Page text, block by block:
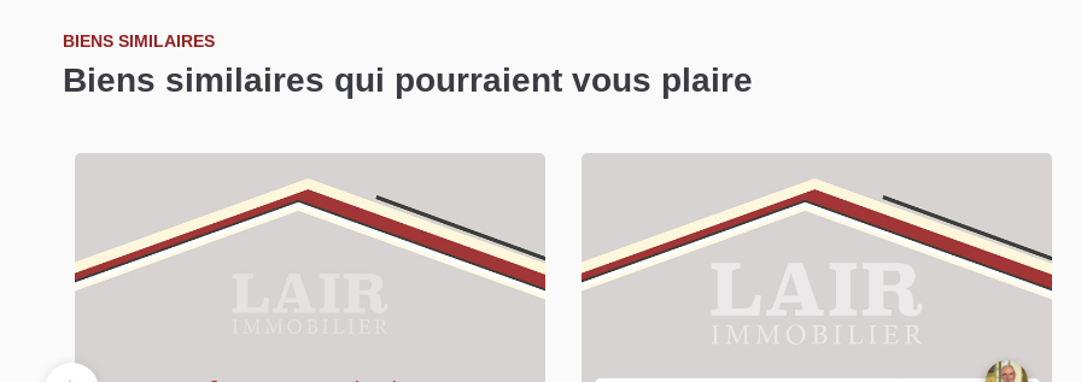
BIENS SIMILAIRES
Biens similaires qui pourraient vous plaire